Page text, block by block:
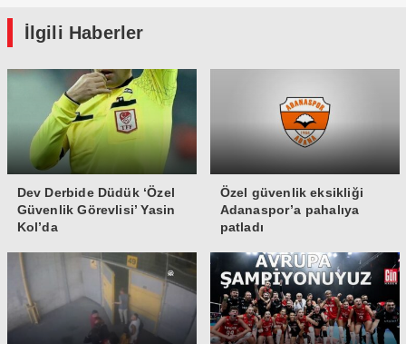
İlgili Haberler
Dev Derbide Düdük ‘Özel
Güvenlik Görevlisi’ Yasin
Kol’da
Özel güvenlik eksikliği
Adanaspor’a pahalıya
patladı